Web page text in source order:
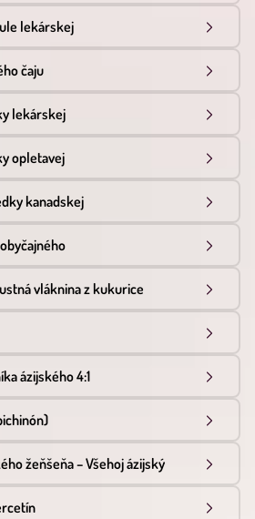
lekárskej
čaju
lekárskej
opletavej
kanadskej
vláknina z kukurice
ázijského 4:1
žeňšeňa – Všehoj ázijský